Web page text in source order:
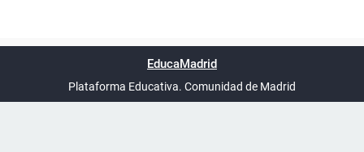
UTC+02:00
phpBB España
EducaMadrid
Plataforma Educativa. Comunidad de Madrid